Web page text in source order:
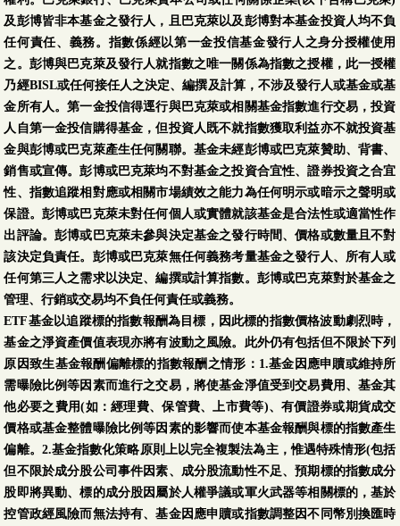
及彭博皆非本基金之發行人，且巴克萊以及彭博對本基金投資人均不負
任何責任、義務。指數係經以第一金投信基金發行人之身分授權使用
之。彭博與巴克萊及發行人就指數之唯一關係為指數之授權，此一授權
乃經BISL或任何接任人之決定、編撰及計算，不涉及發行人或基金或基
金所有人。第一金投信得逕行與巴克萊或相關基金指數進行交易，投資
人自第一金投信購得基金，但投資人既不就指數獲取利益亦不就投資基
金與彭博或巴克萊產生任何關聯。基金未經彭博或巴克萊贊助、背書、
銷售或宣傳。彭博或巴克萊均不對基金之投資合宜性、證券投資之合宜
性、指數追蹤相對應或相關市場績效之能力為任何明示或暗示之聲明或
保證。彭博或巴克萊未對任何個人或實體就該基金是合法性或適當性作
出評論。彭博或巴克萊未參與決定基金之發行時間、價格或數量且不對
該決定負責任。彭博或巴克萊無任何義務考量基金之發行人、所有人或
任何第三人之需求以決定、編撰或計算指數。彭博或巴克萊對於基金之
管理、行銷或交易均不負任何責任或義務。
ETF基金以追蹤標的指數報酬為目標，因此標的指數價格波動劇烈時，
基金之淨資產價值表現亦將有波動之風險。此外仍有包括但不限於下列
原因致生基金報酬偏離標的指數報酬之情形：1.基金因應申贖或維持所
需曝險比例等因素而進行之交易，將使基金淨值受到交易費用、基金其
他必要之費用(如：經理費、保管費、上市費等)、有價證券或期貨成交
價格或基金整體曝險比例等因素的影響而使本基金報酬與標的指數產生
偏離。2.基金指數化策略原則上以完全複製法為主，惟遇特殊情形(包括
但不限於成分股公司事件因素、成分股流動性不足、預期標的指數成分
股即將異動、標的成分股因屬於人權爭議或軍火武器等相關標的，基於
控管政經風險而無法持有、基金因應申贖或指數調整因不同幣別換匯時